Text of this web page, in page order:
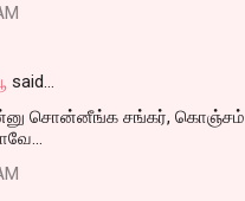
said…
சொன்னீங்க சங்கர், கொஞ்சம்